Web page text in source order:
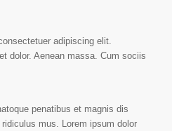
adipiscing elit.
dolor. Aenean massa. Cum sociis
penatibus et magnis dis
mus. Lorem ipsum dolor